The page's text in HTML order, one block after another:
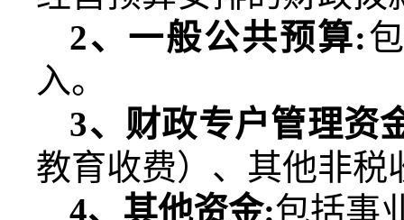
2、一般公共预算:
入。
3、财政专户管理资
教育收费）、其他非税
4、其他资金:包括事